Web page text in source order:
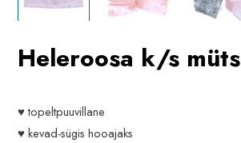
Heleroosa k/s müts
♥ topeltpuuvillane
♥ kevad-sügis hooajaks